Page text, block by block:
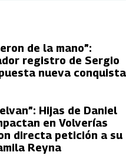
de la mano”:
registro de Sergio
nueva conquista
Hijas de Daniel
en Volverías
directa petición a su
Reyna